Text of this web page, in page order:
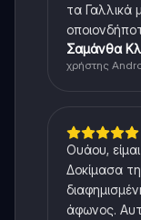
τα Γαλλικά
Σαμάνθα
χρήστης
Ουάου,
Δοκίμασα
άφωνος.